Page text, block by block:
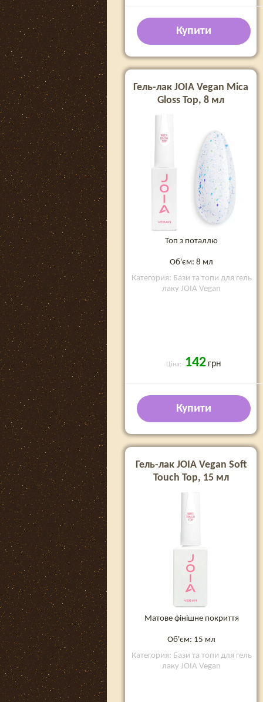
Купити
Гель-лак JOIA Vegan Mica
Gloss Top, 8 мл
Топ з поталлю
Об'єм: 8 мл
Категория: Бази та топи для гель
лаку JOIA Vegan
Ціна: 142 грн
Купити
Гель-лак JOIA Vegan Soft
Touch Top, 15 мл
Матове фінішне покриття
Об'єм: 15 мл
Категория: Бази та топи для гель
лаку JOIA Vegan